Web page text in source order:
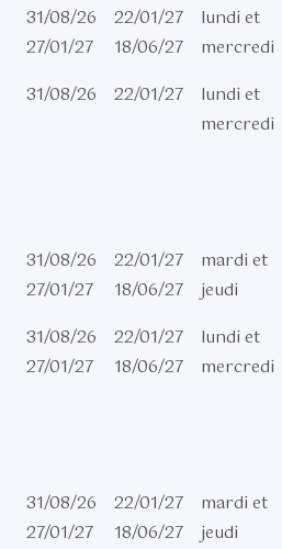
31/08/26
27/01/27
22/01/27
18/06/27
lundi et
mercredi
31/08/26 22/01/27
lundi et
mercredi
31/08/26
27/01/27
22/01/27
18/06/27
mardi et
jeudi
31/08/26
27/01/27
22/01/27
18/06/27
lundi et
mercredi
31/08/26
27/01/27
22/01/27
18/06/27
mardi et
jeudi